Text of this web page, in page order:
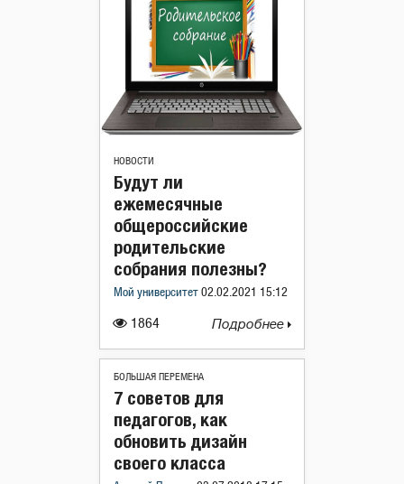
НОВОСТИ
1864
Будут ли
ежемесячные
общероссийские
родительские
собрания полезны?
Мой университет 02.02.2021 15:12
Подробнее
БОЛЬШАЯ ПЕРЕМЕНА
7 советов для
педагогов, как
обновить дизайн
своего класса